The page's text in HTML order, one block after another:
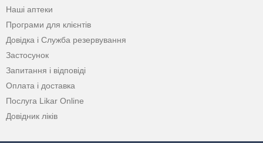
Наші аптеки
Програми для клієнтів
Довідка і Служба резервування
Застосунок
Запитання і відповіді
Оплата і доставка
Послуга Likar Online
Довідник ліків